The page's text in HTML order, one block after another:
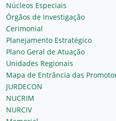
Núcleos Especiais
Órgãos de Investigação
Cerimonial
Planejamento Estratégico
Plano Geral de Atuação
Unidades Regionais
Mapa de Entrância das
JURDECON
NUCRIM
NURCIV